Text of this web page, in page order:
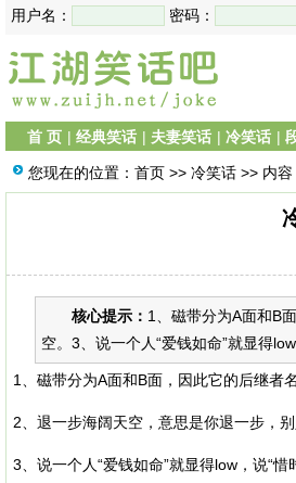
用户名： 密码：
首 页 | 经典笑话 | 夫妻笑话 | 冷笑话 |
您现在的位置： 首页 >> 冷笑话 >> 内容
核心提示： 1、磁带分为A面和B
空。3、说一个人“爱钱如命”就显得
1、磁带分为A面和B面，因此它的后继者
2、退一步海阔天空，意思是你退一步，别
3、说一个人“爱钱如命”就显得low，说“惜